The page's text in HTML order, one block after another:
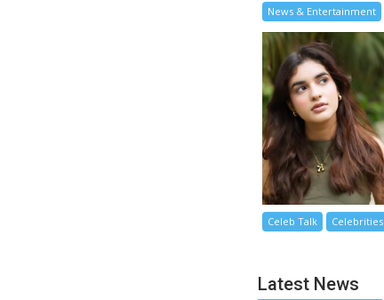
News & Entertainment
Celeb Talk Celebrities
Latest News